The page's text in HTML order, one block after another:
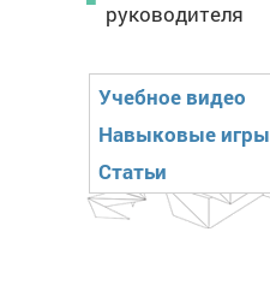
руководителя
Учебное видео
Навыковые игры
Статьи